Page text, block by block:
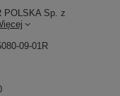
POLSKA Sp. z
09-01R